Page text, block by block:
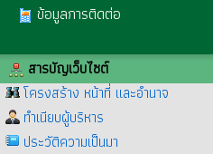
ข้อมูลการติดต่อ
สารบัญเว็บไซต์
โครงสร้าง หน้าที่ และอำนาจ
ทำเนียบผู้บริหาร
ประวัติความเป็นมา